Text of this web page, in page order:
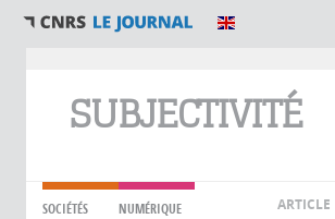
SUBJECTIVITÉ
SOCIÉTÉS NUMÉRIQUE ARTICLE